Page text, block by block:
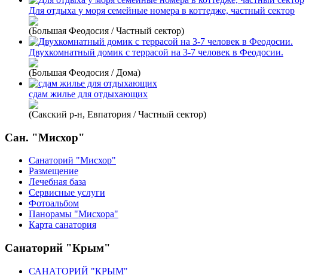
Для отдыха у моря семейные номера в коттедже, частный сектор
(Большая Феодосия / Частный сектор)
Двухкомнатный домик с террасой на 3-7 человек в Феодосии.
(Большая Феодосия / Дома)
сдам жилье для отдыхающих
(Сакский р-н, Евпатория / Частный сектор)
Сан. "Мисхор"
Санаторий "Мисхор"
Размещение
Лечебная база
Сервисные услуги
Фотоальбом
Панорамы "Мисхора"
Карта санатория
Санаторий "Крым"
САНАТОРИЙ "КРЫМ"